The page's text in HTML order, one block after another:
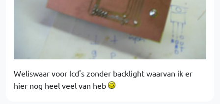
Weliswaar voor lcd's zonder backlight waarvan ik er
hier nog heel veel van heb